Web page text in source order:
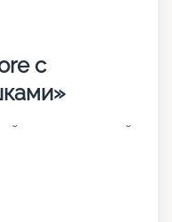
с
инновационный
он отправился
5 877 человек.